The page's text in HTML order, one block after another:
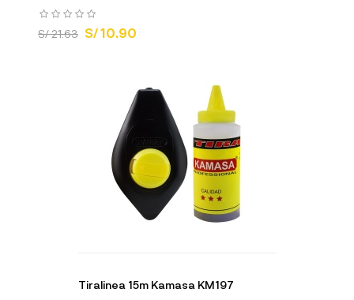
S/ 21.63 S/ 10.90
Tiralinea 15m Kamasa KM197